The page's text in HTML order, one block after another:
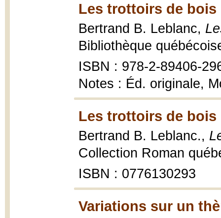
Les trottoirs de bois
Bertrand B. Leblanc,
Bibliothèque
ISBN : 978-2-89406-
Notes : Éd. originale,
Les trottoirs de bois
Bertrand B. Leblanc.,
Collection Roman
ISBN : 0776130293
Variations sur un